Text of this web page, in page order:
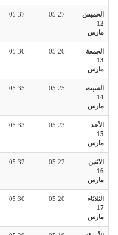
الخميس
12
مارس
05:27
05:37
الجمعة
13
مارس
05:26
05:36
السبت
14
مارس
05:25
05:35
الأحد
15
مارس
05:23
05:33
الاثنين
16
مارس
05:22
05:32
الثلاثاء
17
مارس
05:20
05:30